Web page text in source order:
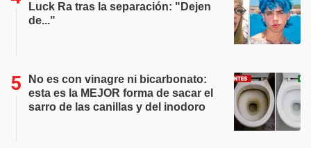
Luck Ra tras la separación: "Dejen
de..."
No es con vinagre ni bicarbonato:
esta es la MEJOR forma de sacar el
sarro de las canillas y del inodoro